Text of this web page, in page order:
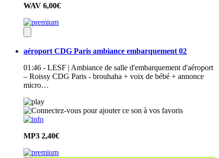
WAV 6,00€
aéroport CDG Paris ambiance embarquement 02
01:46 - LESF | Ambiance de salle d'embarquement d'aéroport
– Roissy CDG Paris - brouhaha + voix de bébé + annonce
micro…
MP3 2,40€